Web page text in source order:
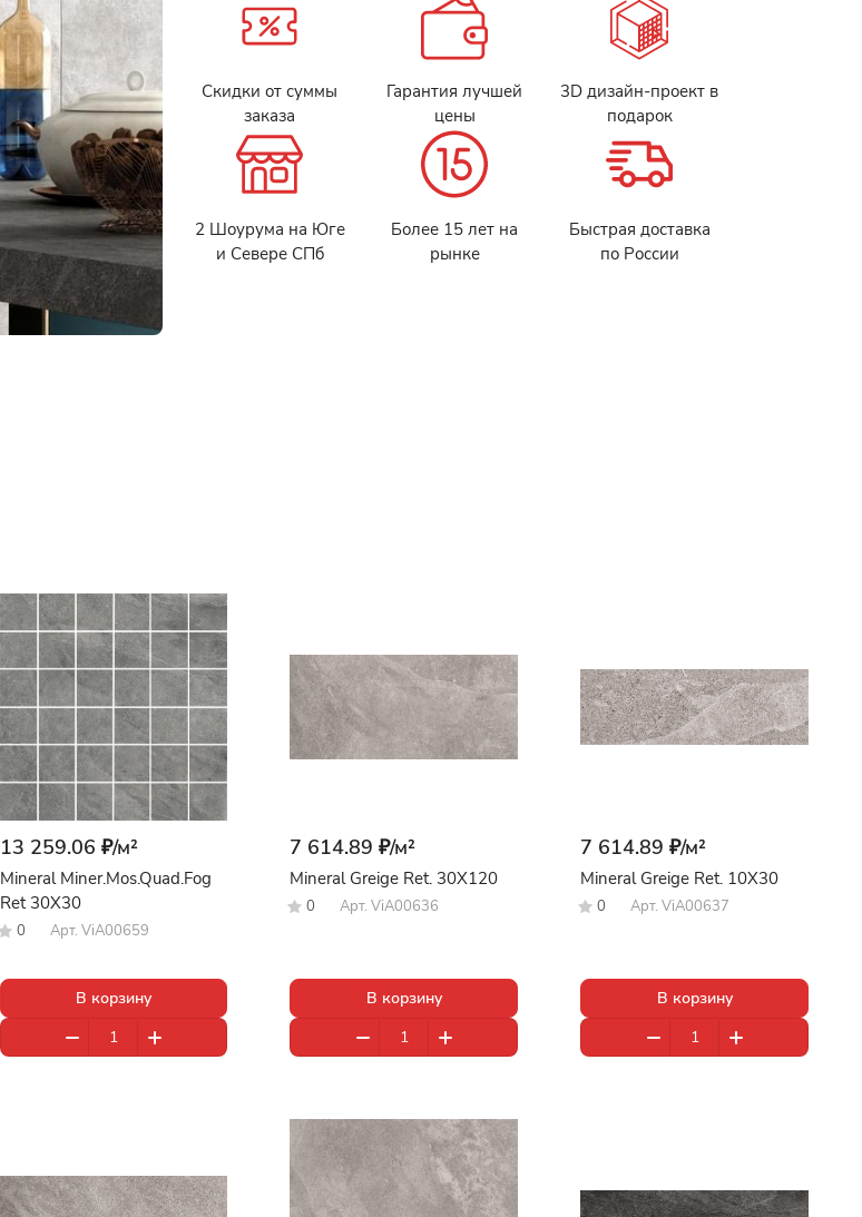
Скидки от суммы
заказа
Гарантия лучшей
цены
3D дизайн-проект в
подарок
2 Шоурума на Юге
и Севере СПб
Более 15 лет на
рынке
Быстрая доставка
по России
13 259.06 ₽/м²
Mineral Miner.Mos.Quad.Fog
Ret 30X30
0 Арт. ViA00659
В корзину
7 614.89 ₽/м²
Mineral Greige Ret. 30X120
0 Арт.ViA00636
В корзину
7 614.89 ₽/м²
Mineral Greige Ret. 10X30
0 Арт.ViA00637
В корзину